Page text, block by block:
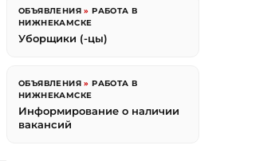
ОБЪЯВЛЕНИЯ »РАБОТА В
НИЖНЕКАМСКЕ
Уборщики (-цы)
ОБЪЯВЛЕНИЯ »РАБОТА В
НИЖНЕКАМСКЕ
Информирование о наличии
вакансий